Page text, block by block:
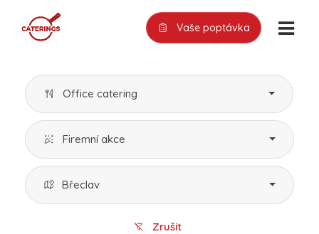
Vaše poptávka
Office catering
Firemní akce
Břeclav
Zrušit